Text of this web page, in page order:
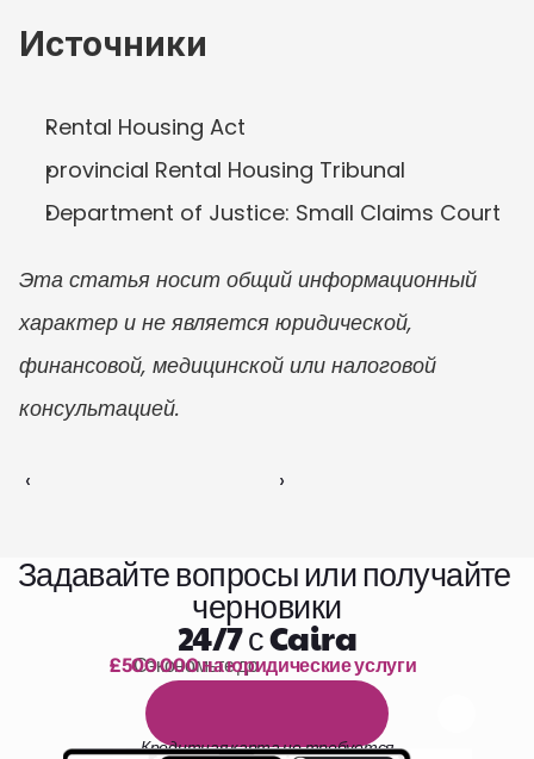
Источники
Rental Housing Act
provincial Rental Housing Tribunal
Department of Justice: Small Claims Court
Эта статья носит общий информационный
характер и не является юридической,
финансовой, медицинской или налоговой
консультацией.
‹ ›
Задавайте вопросы или получайте
черновики
24/7 с Caira
1 000 часов чтения
Сэкономьте до
£500 000 на юридические услуги
ы е
Кредитная карта не требуется